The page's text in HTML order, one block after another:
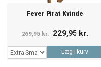
Fever Pirat Kvinde
269,95 kr. 229,95 kr.
Læg i kurv